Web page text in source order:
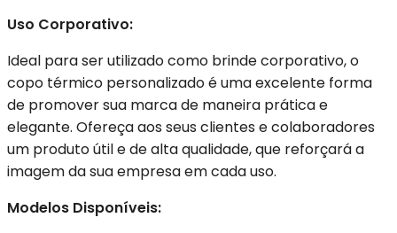
Uso Corporativo:
Ideal para ser utilizado como brinde corporativo, o
copo térmico personalizado é uma excelente forma
de promover sua marca de maneira prática e
elegante. Ofereça aos seus clientes e colaboradores
um produto útil e de alta qualidade, que reforçará a
imagem da sua empresa em cada uso.
Modelos Disponíveis: